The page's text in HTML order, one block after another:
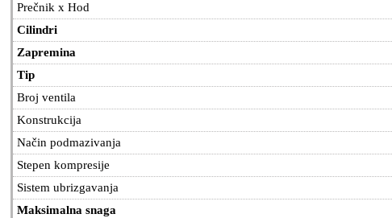
Prečnik x Hod
Cilindri
Zapremina
Tip
Broj ventila
Konstrukcija
Način podmazivanja
Stepen kompresije
Sistem ubrizgavanja
Maksimalna snaga